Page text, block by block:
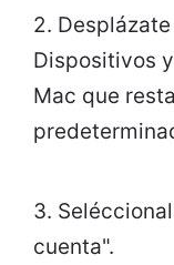
2.
Dispositivos
Mac que
3.
cuenta".